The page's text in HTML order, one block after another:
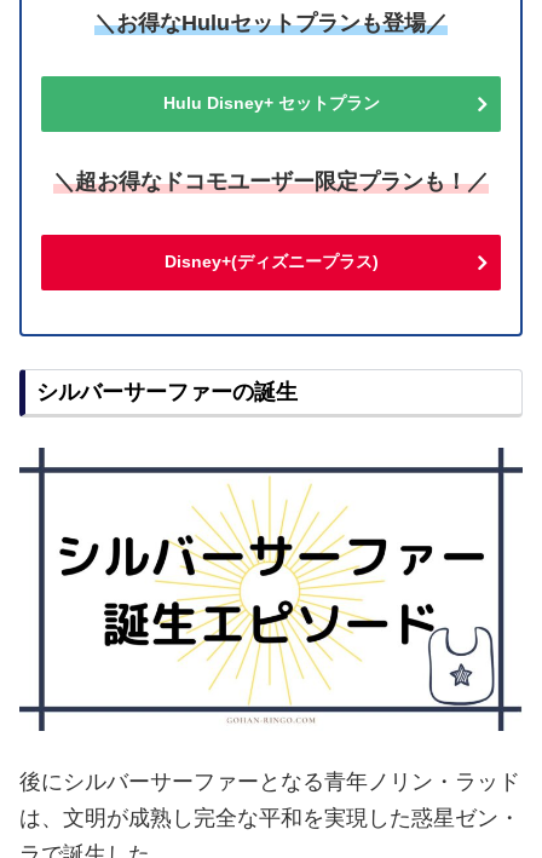
＼お得なHuluセットプランも登場／
Hulu Disney+ セットプラン
＼超お得なドコモユーザー限定プランも！／
Disney+(ディズニープラス)
シルバーサーファーの誕生
後にシルバーサーファーとなる青年ノリン・ラッド
は、文明が成熟し完全な平和を実現した惑星ゼン・